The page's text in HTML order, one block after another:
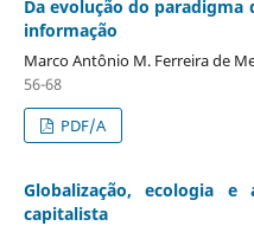
Da evolução do
informação
Marco Antônio M. Ferreira de
56-68
PDF/A
Globalização, ecologia
capitalista